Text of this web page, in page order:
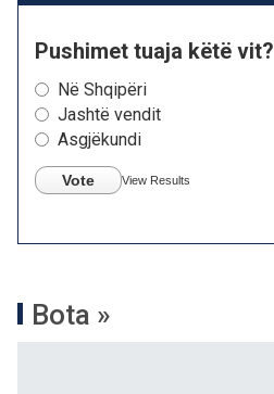
Pushimet tuaja këtë vit?
Në Shqipëri
Jashtë vendit
Asgjëkundi
Vote View Results
Bota »